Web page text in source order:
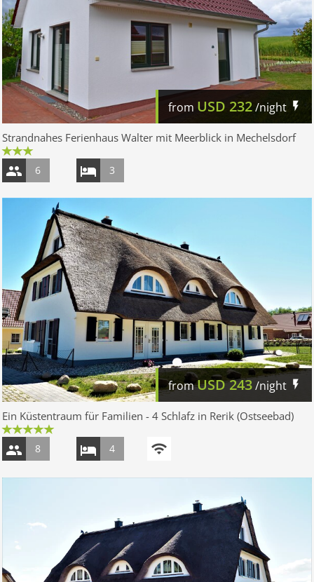
from USD 232/night
Strandnahes Ferienhaus Walter mit Meerblick in Mechelsdorf
6 3
fromUSD243/night
Ein Küstentraum für Familien - 4 Schlafz in Rerik (Ostseebad)
8 4